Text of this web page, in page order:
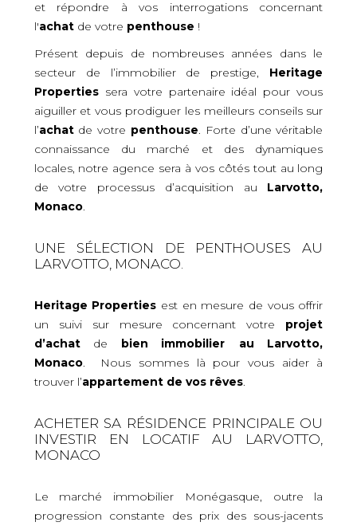
et répondre à vos interrogations concernant
l'achatde votre penthouse !
Présent depuis de nombreuses années dans le
secteur de l’immobilier de prestige, Heritage
Propertiessera votre partenaire idéal pour vous
aiguiller et vous prodiguer les meilleurs conseils sur
l’achatde votre penthouse . Forte d’une véritable
connaissance du marché et des dynamiques
locales, notre agence sera à vos côtés tout au long
de votre processus d’acquisition
au Larvotto,
Monaco.
UNE SÉLECTION DE PENTHOUSES AU
LARVOTTO, MONACO.
Heritage Properties est en mesure de vous offrir
un suivi sur mesure concernant votre projet
d’achat de bien immobilier
au Larvotto,
Monaco. Nous sommes là pour vous aider à
trouver l’appartement de vos rêves.
ACHETER SA RÉSIDENCE PRINCIPALE OU
INVESTIR EN LOCATIF AU LARVOTTO,
MONACO
Le marché immobilier Monégasque, outre la
progression constante des prix des sous-jacents